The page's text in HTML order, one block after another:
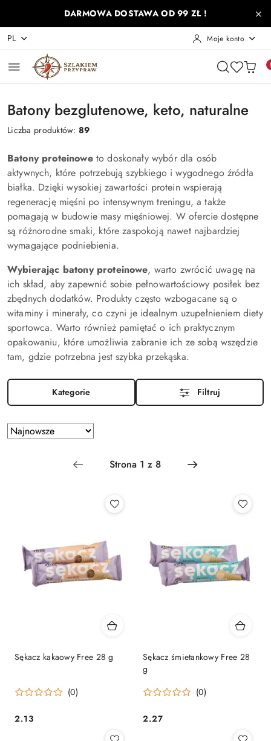
Przejdź do treści głównej
Przejdź do wyszukiwarki
Przejdź do moje konto
Przejdź do menu głównego
Przejdź do stopkiDARMOWA DOSTAWA OD 99 ZŁ !
PL Moje konto
Batony bezglutenowe, keto, naturalne
Liczba produktów:89
Batony proteinoweto doskonały wybór dla osób
aktywnych, które potrzebują szybkiego i wygodnego źródła
białka. Dzięki wysokiej zawartości protein wspierają
regenerację mięśni po intensywnym treningu, a także
pomagają w budowie masy mięśniowej. W ofercie dostępne
są różnorodne smaki, które zaspokoją nawet najbardziej
wymagające podniebienia.
Wybierając batony proteinowe, warto zwrócić uwagę na
ich skład, aby zapewnić sobie pełnowartościowy posiłek bez
zbędnych dodatków. Produkty często wzbogacane są o
witaminy i minerały, co czyni je idealnym uzupełnieniem diety
sportowca. Warto również pamiętać o ich praktycznym
opakowaniu, które umożliwia zabranie ich ze sobą wszędzie
tam, gdzie potrzebna jest szybka przekąska.
Kategorie Filtruj
Zastosowano sortowanie: Najnowsze.
Sortuj
według
Sękacz kakaowy Free 28 g
(0)
Cena:
2.13
Sękacz śmietankowy Free 28
g
(0)
Cena:
2.27